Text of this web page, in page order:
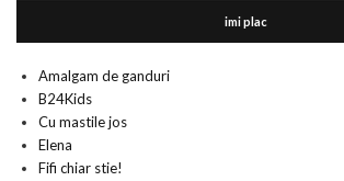
imi plac
Amalgam de ganduri
B24Kids
Cu mastile jos
Elena
Fifi chiar stie!